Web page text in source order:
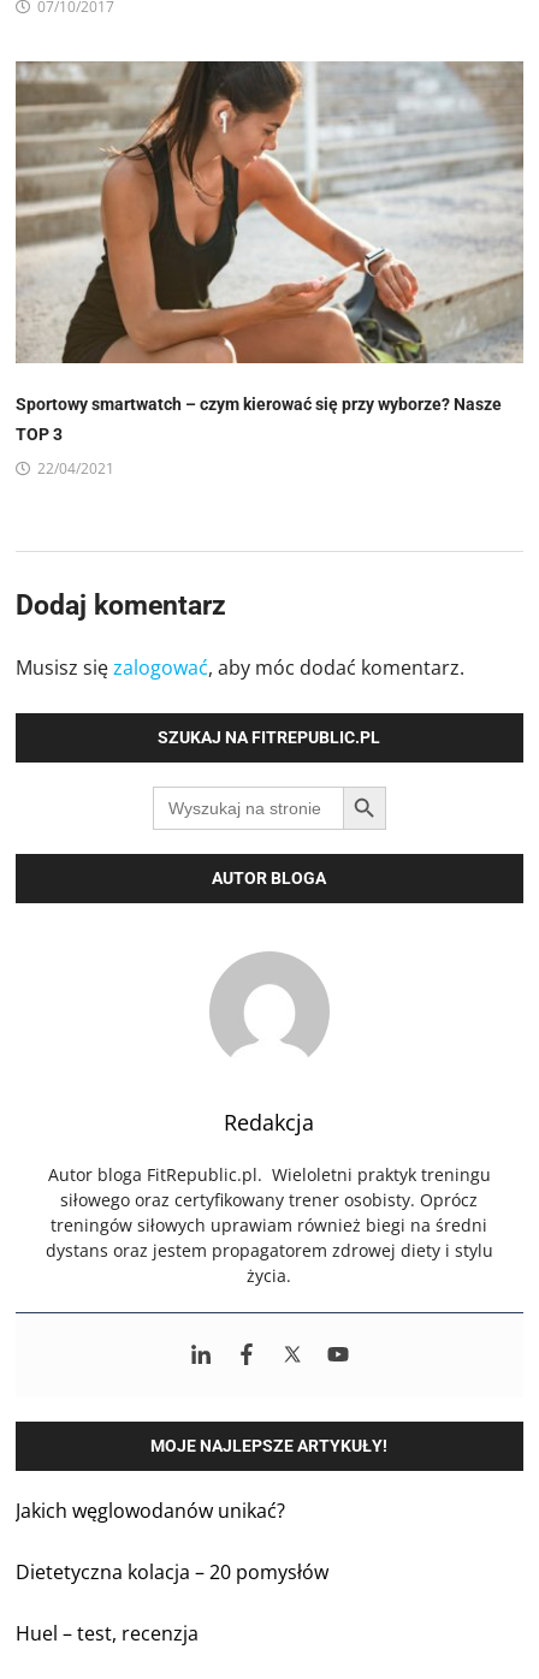
07/10/2017
Sportowy smartwatch – czym kierować się przy wyborze? Nasze
TOP 3
22/04/2021
Dodaj komentarz
Musisz sięzalogować, aby móc dodać komentarz.
SZUKAJ NA FITREPUBLIC.PL
Search
for:
SEARCH BUTTON
AUTOR BLOGA
Redakcja
Autor bloga FitRepublic.pl. Wieloletni praktyk treningu
siłowego oraz certyfikowany trener osobisty. Oprócz
treningów siłowych uprawiam również biegi na średni
dystans oraz jestem propagatorem zdrowej diety i stylu
życia.
MOJE NAJLEPSZE ARTYKUŁY!
Jakich węglowodanów unikać?
Dietetyczna kolacja – 20 pomysłów
Huel – test, recenzja